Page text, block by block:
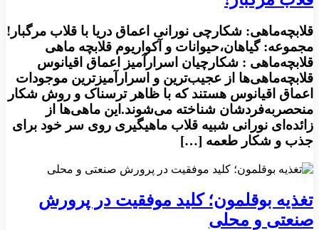
قلابچه‌ماهی: شکارچی نورانی اعماق دریا با قلاب مرگبار!
مجموعه: گیاهان،حیوانات و آکواریوم قلابچه ماهی
قلابچه‌ماهی : شکارچیان اسرارآمیز اعماق اقیانوس
قلابچه‌ماهی‌ها از عجیب‌ترین و اسرارآمیزترین موجودات
اعماق اقیانوس هستند که با ظاهر ترسناک و روش شکار
منحصربه‌فردشان شناخته می‌شوند.این ماهی‌ها از
زائده‌ای نورانی شبیه قلاب ماهیگیری روی سر خود برای
جذب و شکار طعمه […]
تغذیه بوقلمون؛ کلید موفقیت در پرورش
صنعتی و محلی